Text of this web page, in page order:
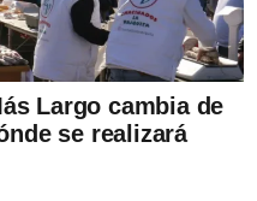
Largo cambia de
se realizará